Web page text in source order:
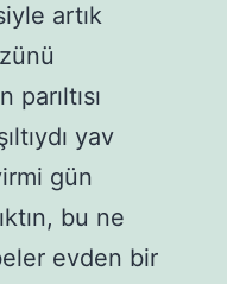
artık
yav
gün
bu ne
evden bir